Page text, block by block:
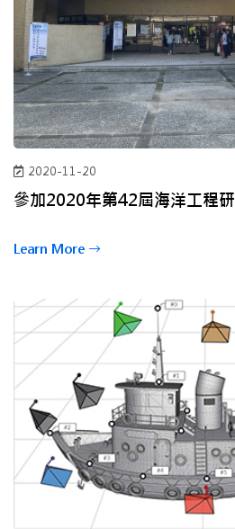
2020-11-20
參加2020年第42屆海洋工程
Learn More